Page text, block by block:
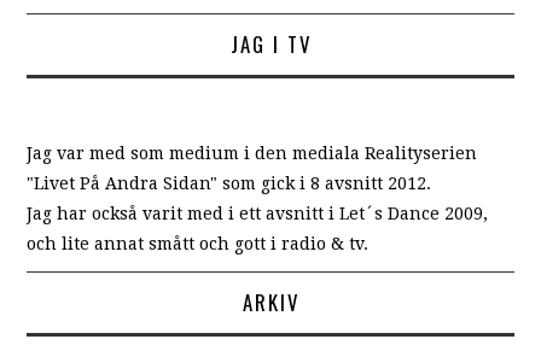
JAG I TV
Jag var med som medium i den mediala Realityserien
"Livet På Andra Sidan" som gick i 8 avsnitt 2012.
Jag har också varit med i ett avsnitt i Let´s Dance 2009,
och lite annat smått och gott i radio & tv.
ARKIV